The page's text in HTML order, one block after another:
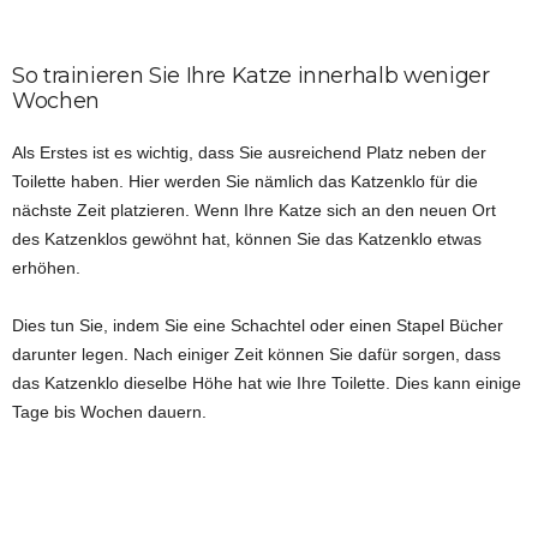
So trainieren Sie Ihre Katze innerhalb weniger
Wochen
Als Erstes ist es wichtig, dass Sie ausreichend Platz neben der
Toilette haben. Hier werden Sie nämlich das Katzenklo für die
nächste Zeit platzieren. Wenn Ihre Katze sich an den neuen Ort
des Katzenklos gewöhnt hat, können Sie das Katzenklo etwas
erhöhen.
Dies tun Sie, indem Sie eine Schachtel oder einen Stapel Bücher
darunter legen. Nach einiger Zeit können Sie dafür sorgen, dass
das Katzenklo dieselbe Höhe hat wie Ihre Toilette. Dies kann einige
Tage bis Wochen dauern.